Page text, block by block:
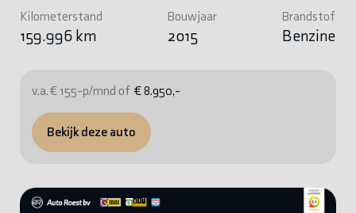
Kilometerstand
159.996 km
Bouwjaar
2015
Brandstof
Benzine
v.a. € 155-p/mnd of € 8.950,-
Bekijk deze auto